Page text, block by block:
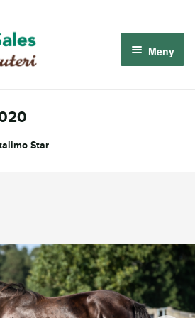
Meny
Star